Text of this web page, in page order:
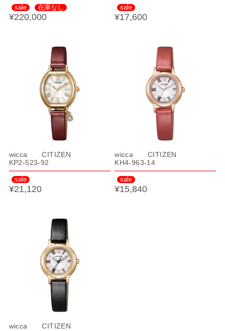
sale 在庫なし
¥220,000
sale
¥17,600
wicca CITIZEN
KP2-523-92
sale
¥21,120
wicca CITIZEN
KH4-963-14
sale
¥15,840
wicca CITIZEN